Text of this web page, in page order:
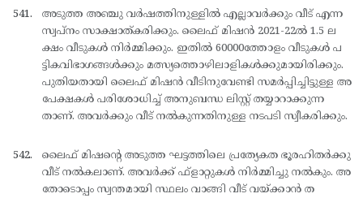
അടുത്ത അഞ്ചു വര്‍ഷത്തിനുള്ളില്‍ എല്ലാവര്‍ക്കും വീട് എന്ന
സ്വപ്നം സാക്ഷാത്കരിക്കും. ലൈഫ് മിഷന്‍ 2021-22ല്‍ 1.5 ല
ക്ഷം വീടുകള്‍ നിര്‍മ്മിക്കും. ഇതില്‍ 60000ത്തോളം വീടുകള്‍ പ
ട്ടികവിഭാഗങ്ങള്‍ക്കും മത്സ്യത്തൊഴിലാളികള്‍ക്കുമായിരിക്കും.
പുതിയതായി ലൈഫ് മിഷന്‍ വീടിനുവേണ്ടി സമര്‍പ്പിച്ചിട്ടുള്ള അ
പേക്ഷകള്‍ പരിശോധിച്ച് അനുബന്ധ ലിസ്റ്റ് തയ്യാറാക്കുന്ന
താണ്. അവര്‍ക്കും വീട് നല്‍കുന്നതിനുള്ള നടപടി സ്വീകരിക്കും.
ലൈഫ് മിഷന്റെ അടുത്ത ഘട്ടത്തിലെ പ്രത്യേകത ഭൂരഹിതര്‍ക്കു
വീട് നല്‍കലാണ്. അവര്‍ക്ക് ഫ്ളാറ്റുകള്‍ നിര്‍മ്മിച്ചു നല്‍കും. അ
തോടൊപ്പം സ്വന്തമായി സ്ഥലം വാങ്ങി വീട് വയ്ക്കാന്‍ ത